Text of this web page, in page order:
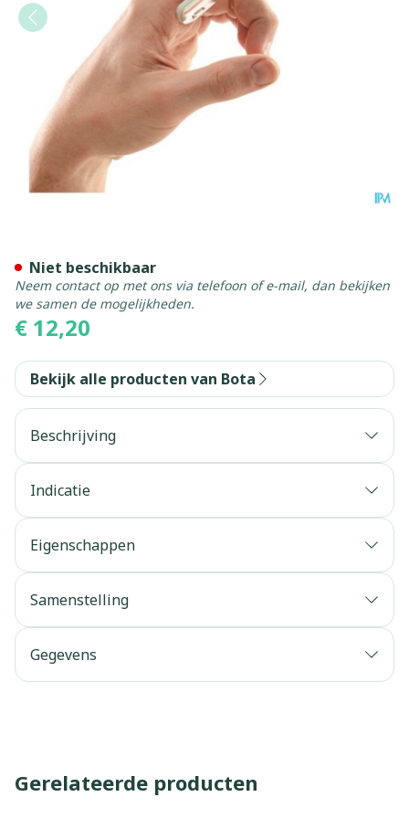
€ 12,20
Niet beschikbaar
Neem contact op met ons via telefoon of e-mail, dan bekijken
we samen de mogelijkheden.
Bekijk alle producten van Bota
Beschrijving
Indicatie
Eigenschappen
Samenstelling
Gegevens
Gerelateerde producten